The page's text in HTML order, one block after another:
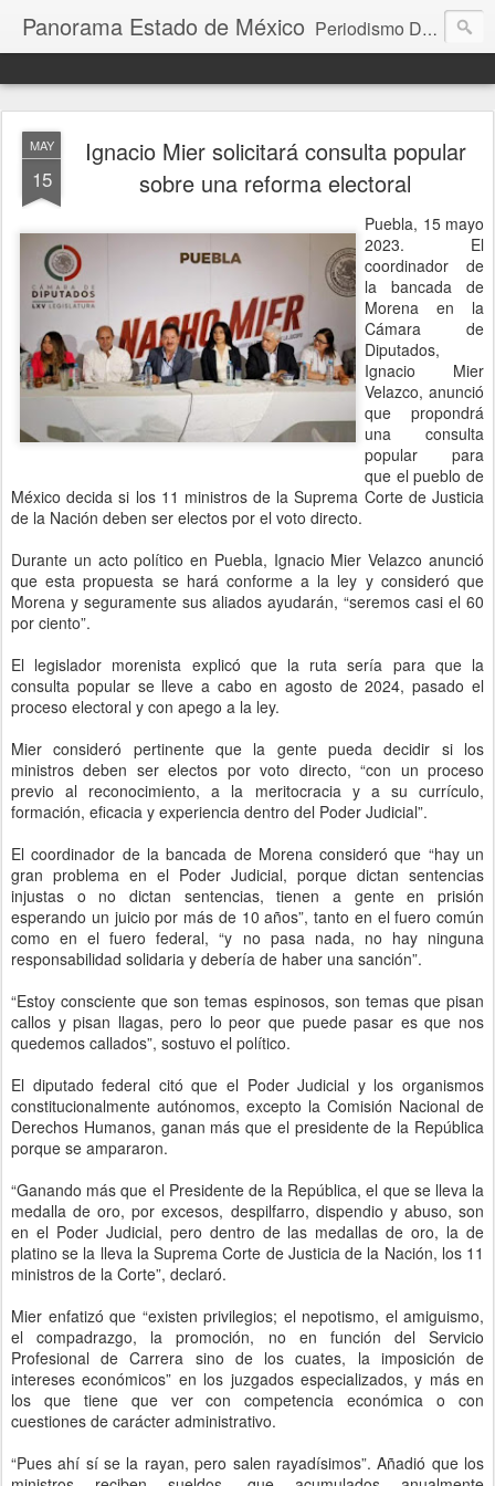
Panorama Estado de México Periodismo Digital
MAY
15
Ignacio Mier solicitará consulta popular
sobre una reforma electoral
Puebla, 15 mayo
2023. El
coordinador de
la bancada de
Morena en la
Cámara de
Diputados,
Ignacio Mier
Velazco, anunció
que propondrá
una consulta
popular para
que el pueblo de
México decida si los 11 ministros de la Suprema Corte de Justicia
de la Nación deben ser electos por el voto directo.
Durante un acto político en Puebla, Ignacio Mier Velazco anunció
que esta propuesta se hará conforme a la ley y consideró que
Morena y seguramente sus aliados ayudarán, “seremos casi el 60
por ciento”.
El legislador morenista explicó que la ruta sería para que la
consulta popular se lleve a cabo en agosto de 2024, pasado el
proceso electoral y con apego a la ley.
Mier consideró pertinente que la gente pueda decidir si los
ministros deben ser electos por voto directo, “con un proceso
previo al reconocimiento, a la meritocracia y a su currículo,
formación, eficacia y experiencia dentro del Poder Judicial”.
El coordinador de la bancada de Morena consideró que “hay un
gran problema en el Poder Judicial, porque dictan sentencias
injustas o no dictan sentencias, tienen a gente en prisión
esperando un juicio por más de 10 años”, tanto en el fuero común
como en el fuero federal, “y no pasa nada, no hay ninguna
responsabilidad solidaria y debería de haber una sanción”.
“Estoy consciente que son temas espinosos, son temas que pisan
callos y pisan llagas, pero lo peor que puede pasar es que nos
quedemos callados”, sostuvo el político.
El diputado federal citó que el Poder Judicial y los organismos
constitucionalmente autónomos, excepto la Comisión Nacional de
Derechos Humanos, ganan más que el presidente de la República
porque se ampararon.
“Ganando más que el Presidente de la República, el que se lleva la
medalla de oro, por excesos, despilfarro, dispendio y abuso, son
en el Poder Judicial, pero dentro de las medallas de oro, la de
platino se la lleva la Suprema Corte de Justicia de la Nación, los 11
ministros de la Corte”, declaró.
Mier enfatizó que “existen privilegios; el nepotismo, el amiguismo,
el compadrazgo, la promoción, no en función del Servicio
Profesional de Carrera sino de los cuates, la imposición de
intereses económicos” en los juzgados especializados, y más en
los que tiene que ver con competencia económica o con
cuestiones de carácter administrativo.
“Pues ahí sí se la rayan, pero salen rayadísimos”. Añadió que los